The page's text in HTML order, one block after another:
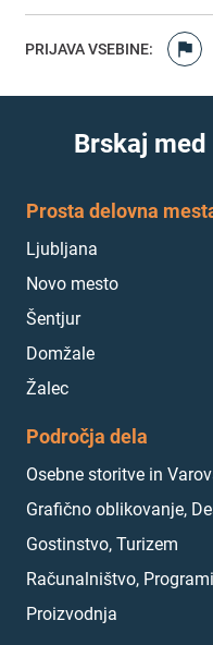
PRIJAVA VSEBINE:
Brskaj
Prosta delovna
Ljubljana
Novo mesto
Šentjur
Domžale
Žalec
Področja dela
Osebne storitve in
Grafično oblikovanje,
Gostinstvo, Turizem
Računalništvo,
Proizvodnja